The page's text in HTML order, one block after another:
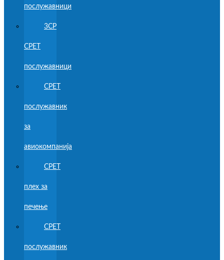
послужавници
3CP
CPET
послужавници
CPET
послужавник
за
авиокомпанија
CPET
плех за
печење
CPET
послужавник